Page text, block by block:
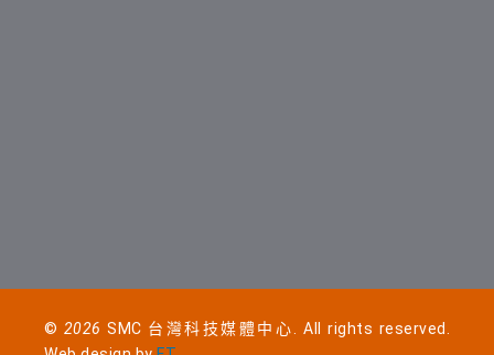
© 2026 SMC 台灣科技媒體中心. All rights reserved.